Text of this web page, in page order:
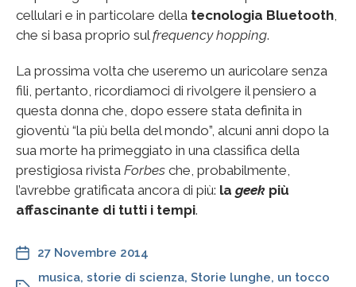
cellulari e in particolare della tecnologia Bluetooth,
che si basa proprio sulfrequency hopping.
La prossima volta che useremo un auricolare senza
fili, pertanto, ricordiamoci di rivolgere il pensiero a
questa donna che, dopo essere stata definita in
gioventù “la più bella del mondo”, alcuni anni dopo la
sua morte ha primeggiato in una classifica della
prestigiosa rivista Forbes che, probabilmente,
l’avrebbe gratificata ancora di più: la geek più
affascinante di tutti i tempi.
27 Novembre 2014
musica, storie di scienza, Storie lunghe, un tocco